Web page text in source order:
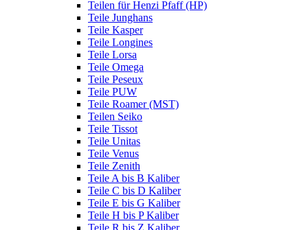
Teilen für Henzi Pfaff (HP)
Teile Junghans
Teile Kasper
Teile Longines
Teile Lorsa
Teile Omega
Teile Peseux
Teile PUW
Teile Roamer (MST)
Teilen Seiko
Teile Tissot
Teile Unitas
Teile Venus
Teile Zenith
Teile A bis B Kaliber
Teile C bis D Kaliber
Teile E bis G Kaliber
Teile H bis P Kaliber